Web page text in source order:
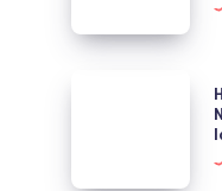
beliebtesten